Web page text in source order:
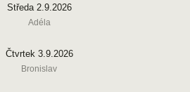
Středa 2.9.2026
Adéla
Čtvrtek 3.9.2026
Bronislav